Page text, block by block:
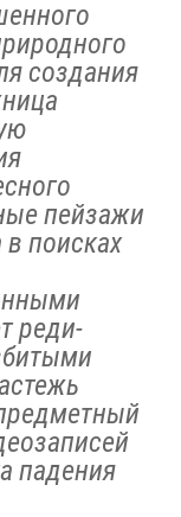
создания
пейзажи
поисках
реди-
падения